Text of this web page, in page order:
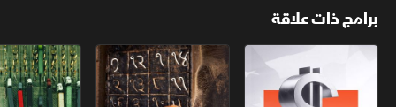
برامج ذات علاقة
الأسواق الأميركية ملحمة الأرقام سلاسل